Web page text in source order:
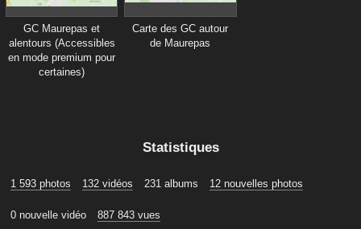
GC Maurepas et
alentours (Accessibles
en mode premium pour
certaines)
Carte des GC autour
de Maurepas
Statistiques
1 593 photos 132 vidéos 231 albums 12 nouvelles photos
0 nouvelle vidéo 887 843 vues